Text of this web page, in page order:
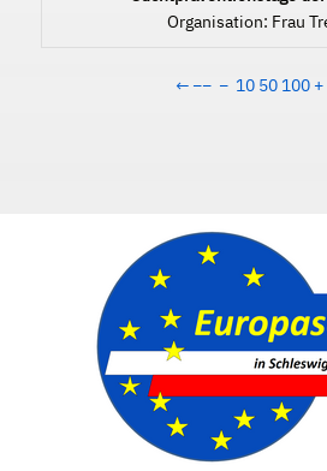
Organisation: Frau
← −− − 10 50 100 +